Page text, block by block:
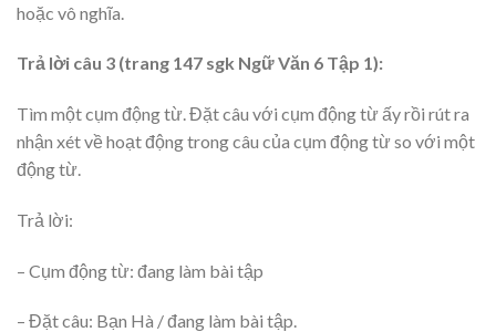
hoặc vô nghĩa.
Trả lời câu 3 (trang 147 sgk Ngữ Văn 6 Tập 1):
Tìm một cụm động từ. Đặt câu với cụm động từ ấy rồi rút ra
nhận xét về hoạt động trong câu của cụm động từ so với một
động từ.
Trả lời:
– Cụm động từ: đang làm bài tập
– Đặt câu: Bạn Hà / đang làm bài tập.